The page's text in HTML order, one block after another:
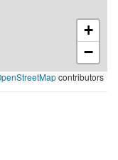
+
−
contributors